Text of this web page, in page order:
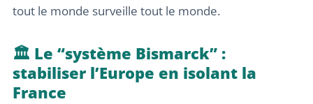
tout le monde surveille tout le monde.
🏛️ Le “système Bismarck” :
stabiliser l’Europe en isolant la
France